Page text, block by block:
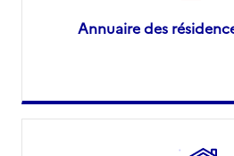
Annuaire des